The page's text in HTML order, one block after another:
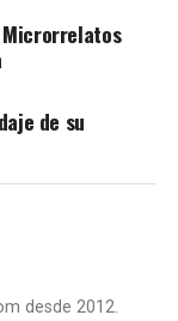
Microrrelatos
de su
desde 2012.